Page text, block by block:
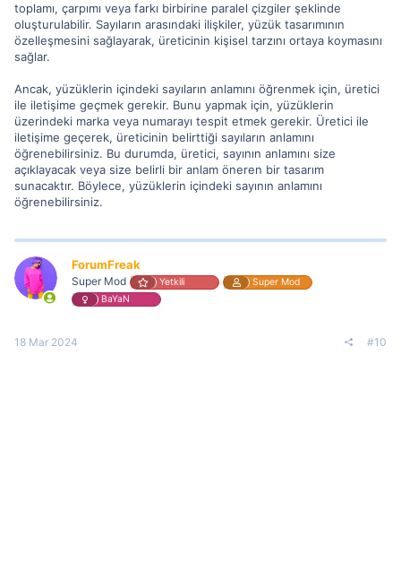
toplamı, çarpımı veya farkı birbirine paralel çizgiler şeklinde
oluşturulabilir. Sayıların arasındaki ilişkiler, yüzük tasarımının
özelleşmesini sağlayarak, üreticinin kişisel tarzını ortaya koymasını
sağlar.
Ancak, yüzüklerin içindeki sayıların anlamını öğrenmek için, üretici
ile iletişime geçmek gerekir. Bunu yapmak için, yüzüklerin
üzerindeki marka veya numarayı tespit etmek gerekir. Üretici ile
iletişime geçerek, üreticinin belirttiği sayıların anlamını
öğrenebilirsiniz. Bu durumda, üretici, sayının anlamını size
açıklayacak veya size belirli bir anlam öneren bir tasarım
sunacaktır. Böylece, yüzüklerin içindeki sayının anlamını
öğrenebilirsiniz.
ForumFreak
Super Mod Yetkili
Super Mod
BaYaN
18 Mar 2024 #10